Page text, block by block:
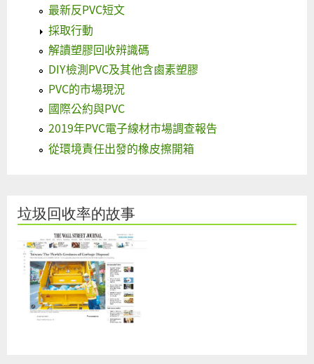
最新反PVC短文
採取行動
解讀塑膠回收辨識碼
DIY檢測PVC及其他含鹵素塑膠
PVC的市場現況
國際公約與PVC
2019年PVC電子線材市場調查報告
從環境責任出發的橡皮擦開箱
垃圾回收率的故事